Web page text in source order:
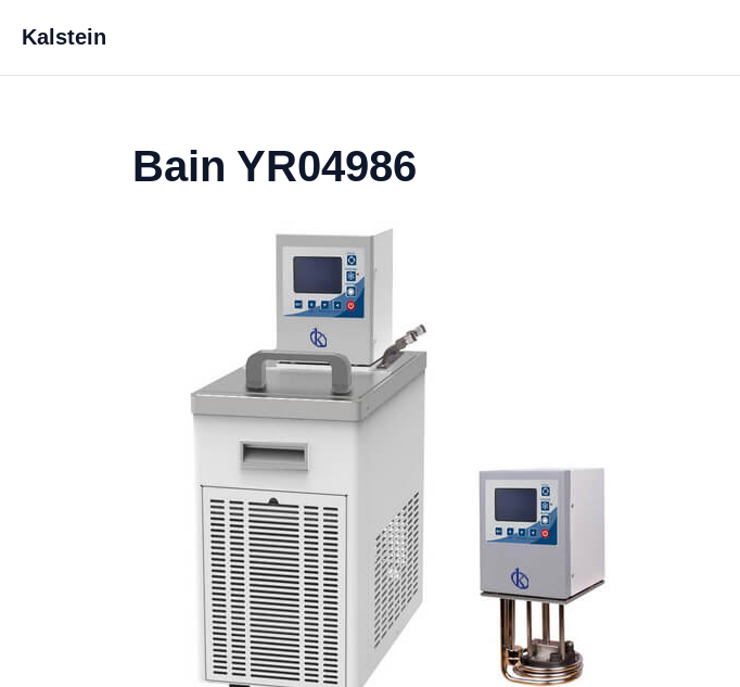
Kalstein
Bain YR04986